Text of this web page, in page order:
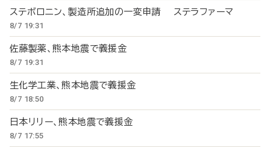
ステボロニン、製造所追加の一変申請 ステラファーマ
8/7 19:31
佐藤製薬、熊本地震で義援金
8/7 19:31
生化学工業、熊本地震で義援金
8/7 18:50
日本リリー、熊本地震で義援金
8/7 17:55